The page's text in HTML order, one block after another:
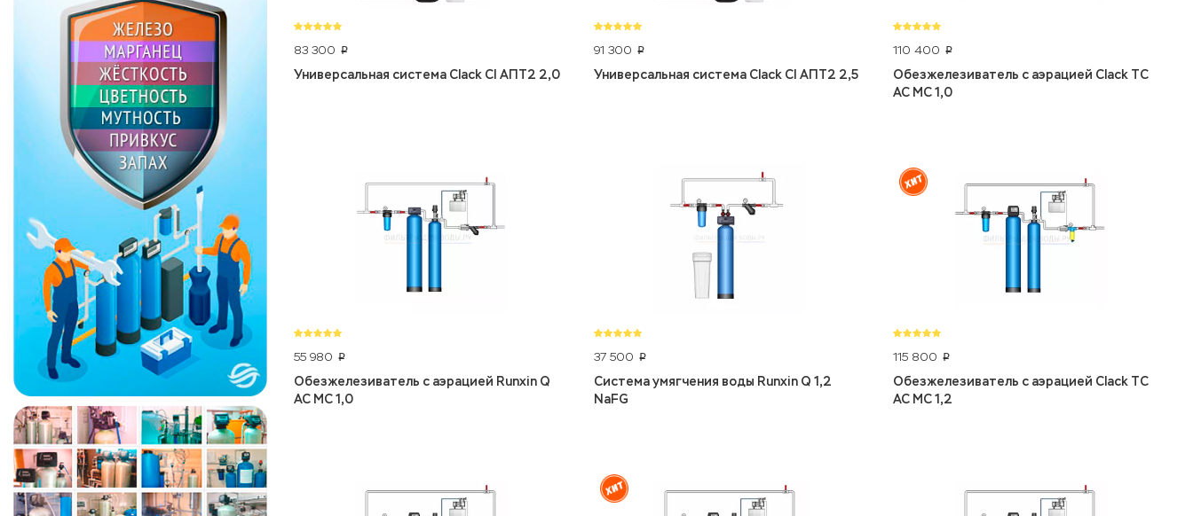
83 300 p
Универсальная система Clack CI АПТ2 2,0
91 300 p
Универсальная система Clack CI АПТ2 2,5
110 400 p
Обезжелезиватель с аэрацией Clack TC
AC MC 1,0
55 980 p
Обезжелезиватель с аэрацией Runxin Q
AC MC 1,0
37 500 p
Система умягчения воды Runxin Q 1,2
NaFG
115 800 p
Обезжелезиватель с аэрацией Clack TC
AC MC 1,2